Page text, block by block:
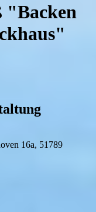
"Backen
16a, 51789